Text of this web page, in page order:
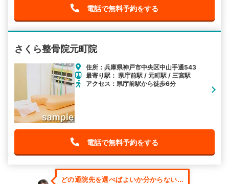
電話で無料予約をする
さくら整骨院元町院
住所：兵庫県神戸市中央区中山手通543
最寄り駅： 県庁前駅 / 元町駅 / 三宮駅
アクセス：県庁前駅から徒歩6分
電話で無料予約をする
どの通院先を選べばよいか分からない...